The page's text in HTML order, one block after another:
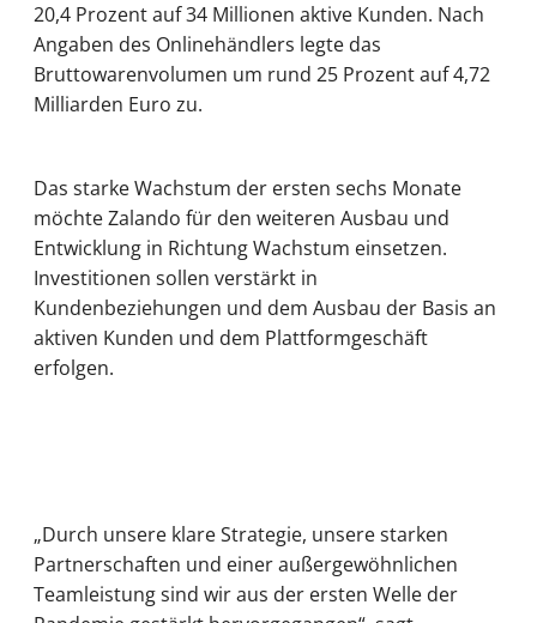
20,4 Prozent auf 34 Millionen aktive Kunden. Nach
Angaben des Onlinehändlers legte das
Bruttowarenvolumen um rund 25 Prozent auf 4,72
Milliarden Euro zu.
Das starke Wachstum der ersten sechs Monate
möchte Zalando für den weiteren Ausbau und
Entwicklung in Richtung Wachstum einsetzen.
Investitionen sollen verstärkt in
Kundenbeziehungen und dem Ausbau der Basis an
aktiven Kunden und dem Plattformgeschäft
erfolgen.
„Durch unsere klare Strategie, unsere starken
Partnerschaften und einer außergewöhnlichen
Teamleistung sind wir aus der ersten Welle der